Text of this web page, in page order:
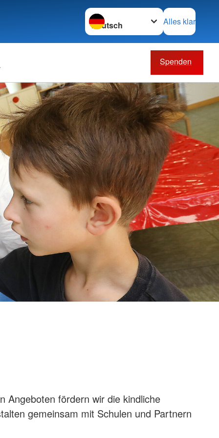
Sprache wechseln zu
Alles klar
mieten
in Ingeln-
und
Hilfe
Notfallversorgung
und
Senioren/Pflegebedürftige
Ambulant betreute
Wohngemeinschaften
Ambulante Pflege
Betreuung bei Demenz
Fahrservice
Hausnotruf
Palliativ- und Hospizdienste
Pflegeberatung
Tagespflege
Spenden
Angeboten fördern wir die kindliche
gemeinsam mit Schulen und Partnern